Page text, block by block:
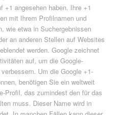
angesehen haben. Ihre +1
mit Ihrem Profilnamen und
wie etwa in Suchergebnissen
an anderen Stellen auf Websites
werden. Google zeichnet
auf, um die Google-
Um die Google +1-
benötigen Sie ein weltweit
Profil, das zumindest den für das
muss. Dieser Name wird in